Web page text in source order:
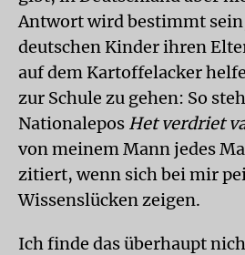
Antwort wird bestimmt
deutschen Kinder ihren
auf dem Kartoffelacker
zur Schule zu gehen: So
Nationalepos Het verdriet
von meinem Mann jedes
zitiert, wenn sich bei mir
Wissenslücken zeigen.
Ich finde das überhaupt